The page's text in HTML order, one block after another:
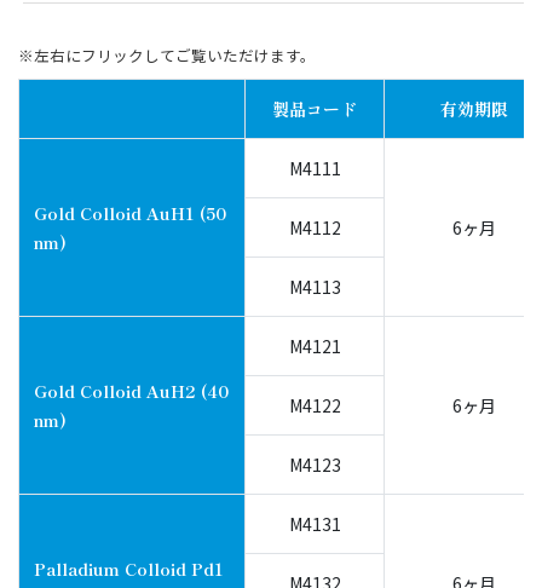
※左右にフリックしてご覧いただけます。
製品コード 有効期限
Gold Colloid AuH1 (50
nm)
M4111
6ヶ月
M4112
M4113
Gold Colloid AuH2 (40
nm)
M4121
6ヶ月
M4122
M4123
Palladium Colloid Pd1
M4131